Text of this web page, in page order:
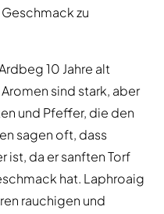
zu
10 Jahre alt
sind stark, aber
und Pfeffer, die den
sagen oft, dass
ist, da er sanften Torf
hat. Laphroaig
rauchigen und